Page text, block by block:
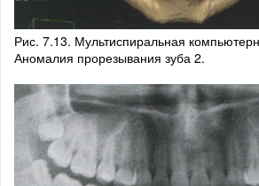
Рис. 7.13. Мультиспиральная
Аномалия прорезывания зуба 2.